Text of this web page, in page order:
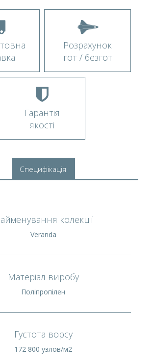
Розрахунок
гот / безгот
Гарантія
якості
Специфікація
колекції
Veranda
Матеріал виробу
Поліпропілен
Густота ворсу
172 800 узлов/м2